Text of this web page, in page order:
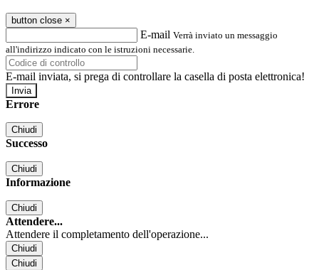
button close ×
E-mail Verrà inviato un messaggio
all'indirizzo indicato con le istruzioni necessarie.
E-mail inviata, si prega di controllare la casella di posta elettronica!
Errore
Chiudi
Successo
Chiudi
Informazione
Chiudi
Attendere...
Attendere il completamento dell'operazione...
Chiudi
Chiudi